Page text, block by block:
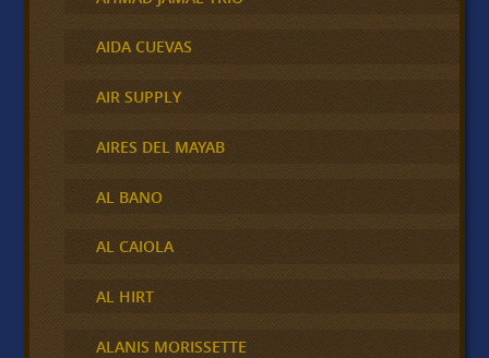
AIDA CUEVAS
AIR SUPPLY
AIRES DEL MAYAB
AL BANO
AL CAIOLA
AL HIRT
ALANIS MORISSETTE